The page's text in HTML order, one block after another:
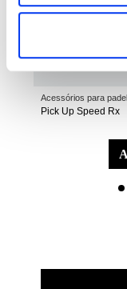
Acessórios para padel
Pick Up Speed Rx